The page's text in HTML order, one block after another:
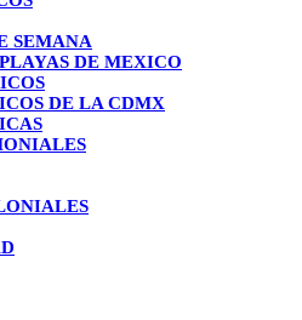
SEMANA
DE MEXICO
DE LA CDMX